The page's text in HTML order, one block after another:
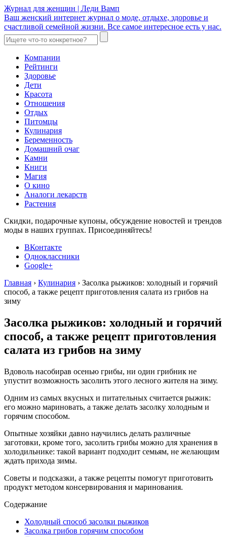
Журнал для женщин | Леди Вамп
Ваш женский интернет журнал о моде, отдыхе, здоровье и
счастливой семейной жизни. Все самое интересное есть у нас.
Компании
Рейтинги
Здоровье
Дети
Красота
Отношения
Отдых
Питомцы
Кулинария
Беременность
Домашний очаг
Камни
Книги
Магия
О кино
Аналоги лекарств
Растения
Скидки, подарочные купоны, обсуждение новостей и трендов
моды в наших группах. Присоединяйтесь!
ВКонтакте
Одноклассники
Google+
Главная › Кулинария › Засолка рыжиков: холодный и горячий
способ, а также рецепт приготовления салата из грибов на
зиму
Засолка рыжиков: холодный и горячий
способ, а также рецепт приготовления
салата из грибов на зиму
Вдоволь насобирав осенью грибы, ни один грибник не
упустит возможность засолить этого лесного жителя на зиму.
Одним из самых вкусных и питательных считается рыжик:
его можно мариновать, а также делать засолку холодным и
горячим способом.
Опытные хозяйки давно научились делать различные
заготовки, кроме того, засолить грибы можно для хранения в
холодильнике: такой вариант подходит семьям, не желающим
ждать прихода зимы.
Советы и подсказки, а также рецепты помогут приготовить
продукт методом консервирования и маринования.
Содержание
Холодный способ засолки рыжиков
Засолка грибов горячим способом